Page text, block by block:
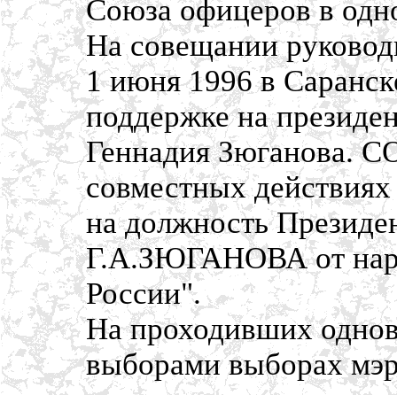
Союза офицеров в
На совещании
1 июня 1996 в
поддержке на
Геннадия Зюганова.
совместных
на должность
Г.А.ЗЮГАНОВА от
России".
На проходивших
выборами выборах